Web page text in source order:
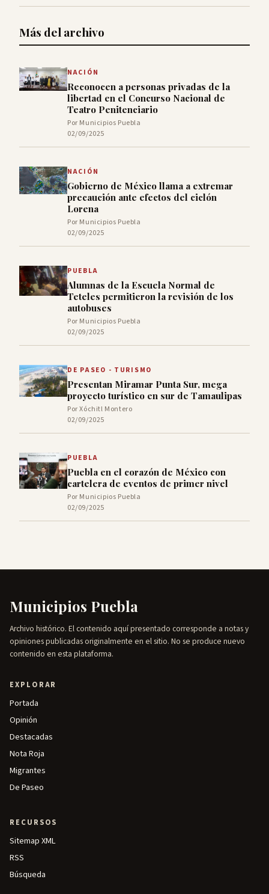
Más del archivo
NACIÓN
Reconocen a personas privadas de la
libertad en el Concurso Nacional de
Teatro Penitenciario
Por Municipios Puebla
02/09/2025
NACIÓN
Gobierno de México llama a extremar
precaución ante efectos del ciclón
Lorena
Por Municipios Puebla
02/09/2025
PUEBLA
Alumnas de la Escuela Normal de
Teteles permitieron la revisión de los
autobuses
Por Municipios Puebla
02/09/2025
DE PASEO - TURISMO
Presentan Miramar Punta Sur, mega
proyecto turístico en sur de Tamaulipas
Por Xóchitl Montero
02/09/2025
PUEBLA
Puebla en el corazón de México con
cartelera de eventos de primer nivel
Por Municipios Puebla
02/09/2025
Municipios Puebla
Archivo histórico. El contenido aquí presentado corresponde a notas y
opiniones publicadas originalmente en el sitio. No se produce nuevo
contenido en esta plataforma.
EXPLORAR
Portada
Opinión
Destacadas
Nota Roja
Migrantes
De Paseo
RECURSOS
Sitemap XML
RSS
Búsqueda